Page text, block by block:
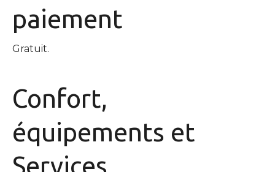
paiement
Gratuit.
Confort,
équipements et
Services